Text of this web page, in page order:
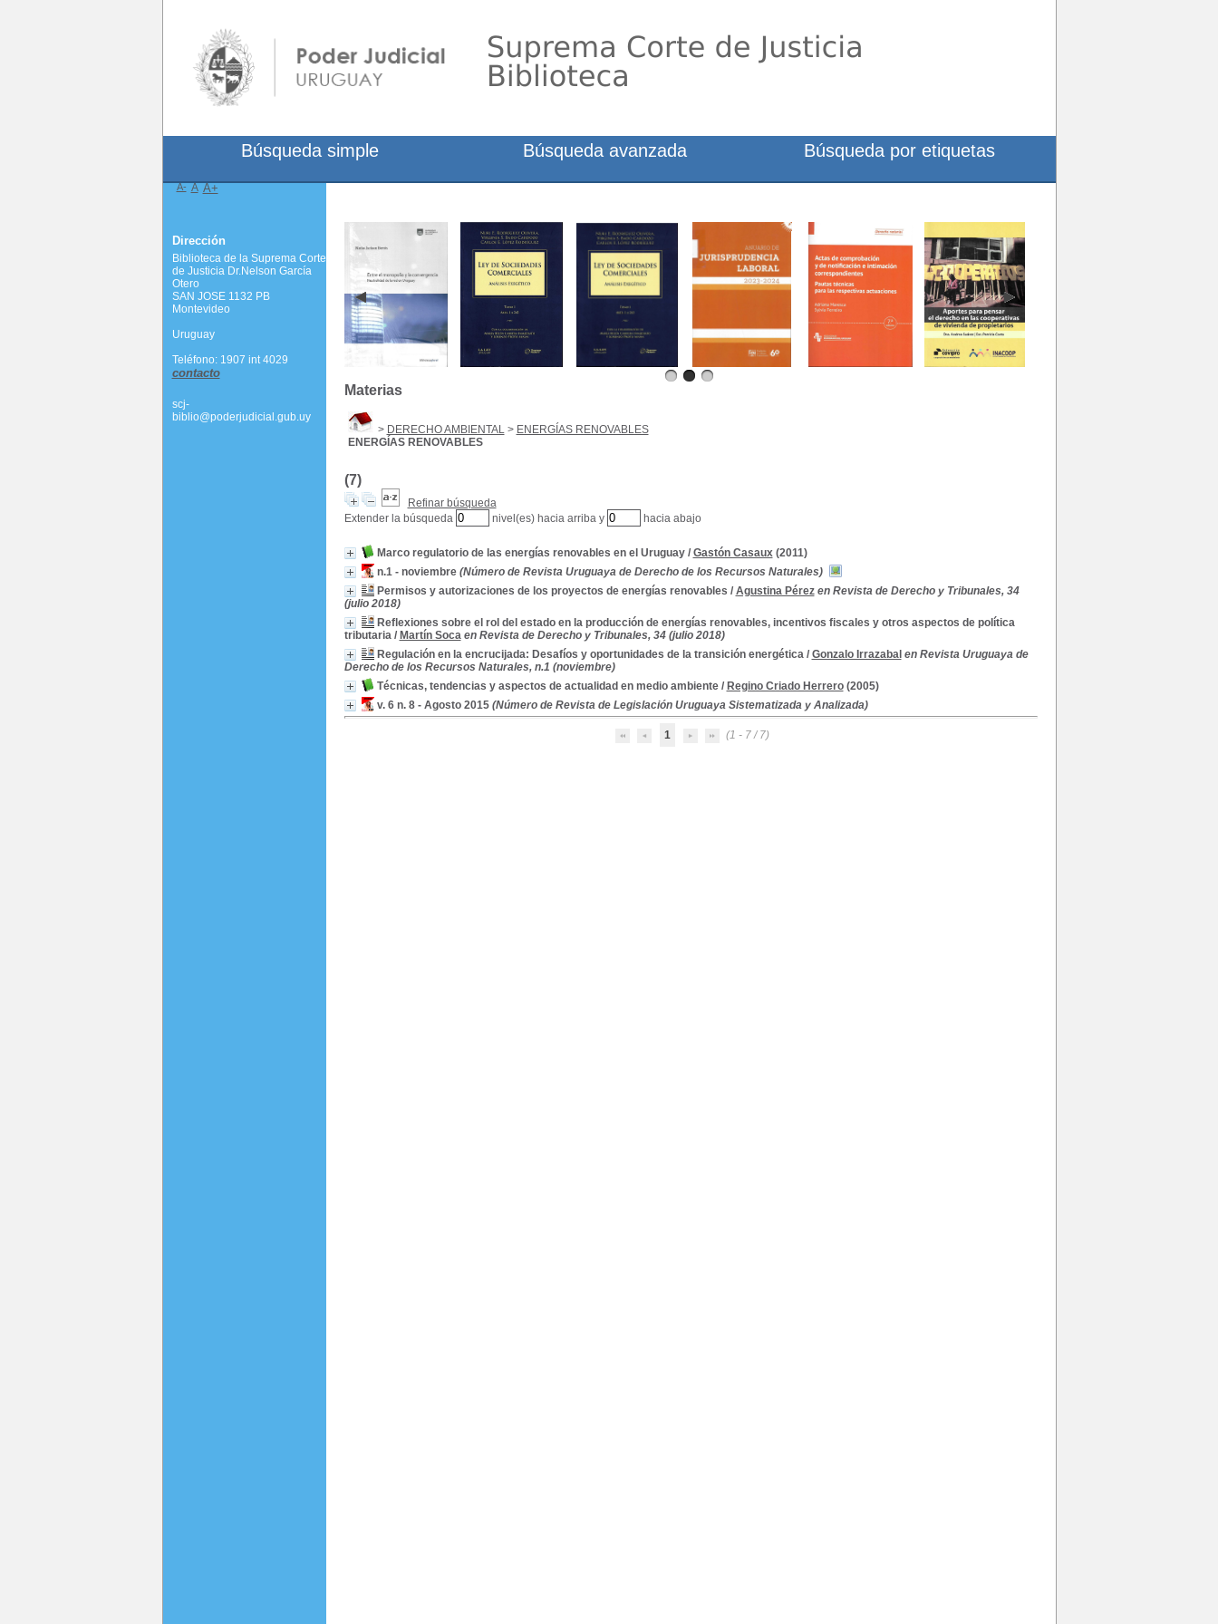
Materias
> DERECHO AMBIENTAL> ENERGÍAS RENOVABLES
ENERGÍAS RENOVABLES
(7)
Refinar búsqueda
Extender la búsqueda
nivel(es) hacia arriba y hacia abajo
Marco regulatorio de las energías renovables en el Uruguay/ Gastón Casaux(2011)
n.1 - noviembre(Número de Revista Uruguaya de Derecho de los Recursos Naturales)
Permisos y autorizaciones de los proyectos de energías renovables / Agustina Pérez en Revista de Derecho y Tribunales, 34
(julio 2018)
Reflexiones sobre el rol del estado en la producción de energías renovables, incentivos fiscales y otros aspectos de política
tributaria/ Martín Soca en Revista de Derecho y Tribunales, 34 (julio 2018)
Regulación en la encrucijada: Desafíos y oportunidades de la transición energética/ Gonzalo Irrazabal en Revista Uruguaya de
Derecho de los Recursos Naturales, n.1 (noviembre)
Técnicas, tendencias y aspectos de actualidad en medio ambiente/ Regino Criado Herrero(2005)
v. 6 n. 8 - Agosto 2015(Número de Revista de Legislación Uruguaya Sistematizada y Analizada)
1 (1 - 7 / 7)
Búsqueda simple Búsqueda avanzada Búsqueda por etiquetas
A- A A+
Dirección
Biblioteca de la Suprema Corte
de Justicia Dr.Nelson García
Otero
SAN JOSE 1132 PB
Montevideo
Uruguay
Teléfono: 1907 int 4029
contacto
scj-
biblio@poderjudicial.gub.uy